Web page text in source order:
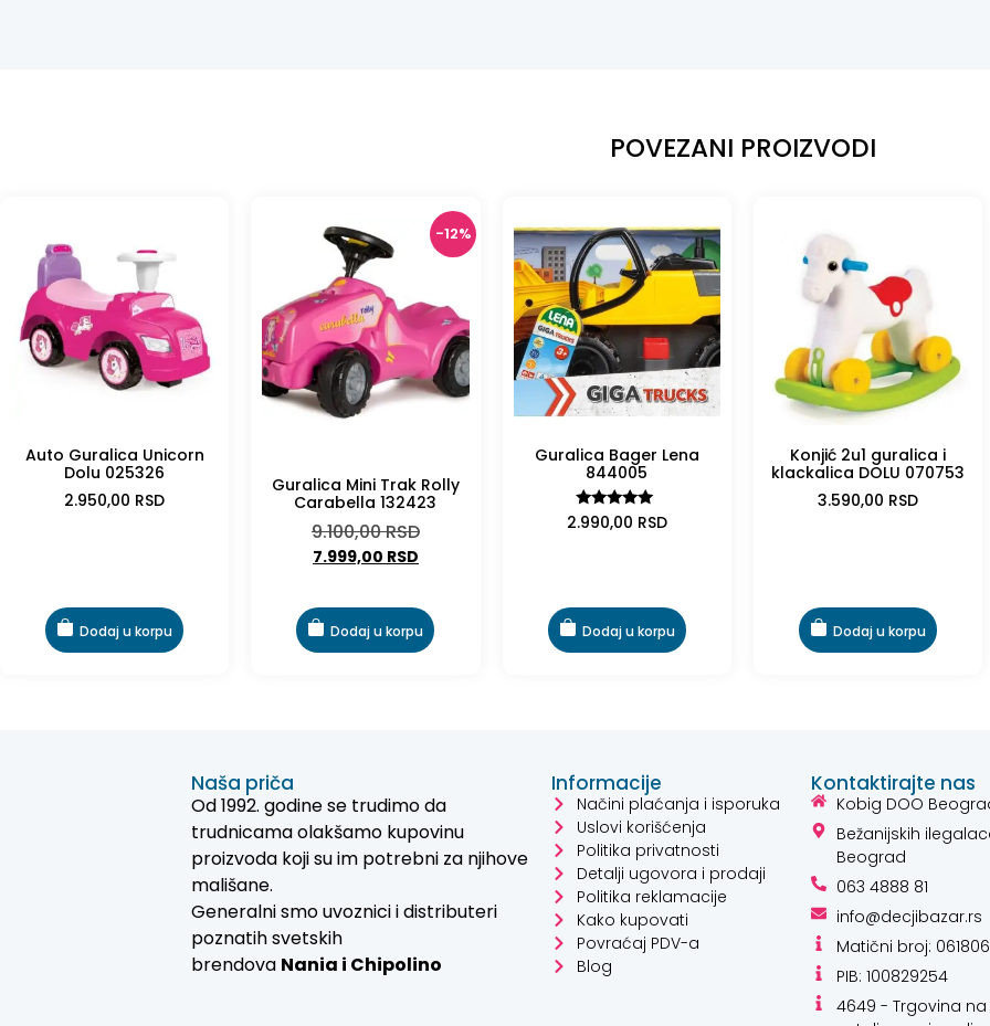
POVEZANI PROIZVODI
Auto Guralica Unicorn
Dolu 025326
2.950,00 RSD
Dodaj u korpu
-12%
Guralica Mini Trak Rolly
Carabella 132423
9.100,00RSD
7.999,00 RSD
Dodaj u korpu
Guralica Bager Lena
844005
Ocenjeno
sa
2.990,00 RSD
Dodaj u korpu
Konjić 2u1 guralica i
klackalica DOLU 070753
3.590,00 RSD
Dodaj u korpu
Naša priča
Od 1992. godine se trudimo da
trudnicama olakšamo kupovinu
proizvoda koji su im potrebni za njihove
mališane.
Generalni smo uvoznici i distributeri
poznatih svetskih
brendova Nania i Chipolino
Informacije
Načini plaćanja i isporuka
Uslovi korišćenja
Politika privatnosti
Detalji ugovora i prodaji
Politika reklamacije
Kako kupovati
Povraćaj PDV-a
Blog
Kontaktirajte nas
Kobig DOO
Bežanijskih
Beograd
063 4888 81
info@decjibazar.rs
Matični broj:
PIB: 100829254
4649 - Trgovina na